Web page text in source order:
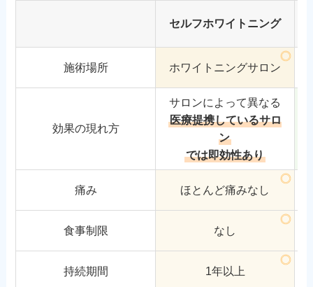
セルフホワイトニング
施術場所 ホワイトニングサロン
効果の現れ方
サロンによって異なる
医療提携しているサロ
ン
では即効性あり
痛み ほとんど痛みなし
食事制限 なし
持続期間 1年以上